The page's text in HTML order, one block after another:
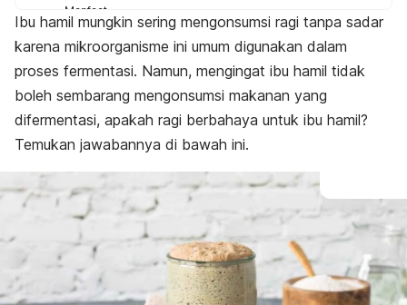
Manfaat
Risiko
Aturan konsumsi
Ibu hamil mungkin sering mengonsumsi ragi tanpa sadar
karena mikroorganisme ini umum digunakan dalam
proses fermentasi. Namun, mengingat ibu hamil tidak
boleh sembarang mengonsumsi makanan yang
difermentasi, apakah ragi berbahaya untuk ibu hamil?
Temukan jawabannya di bawah ini.